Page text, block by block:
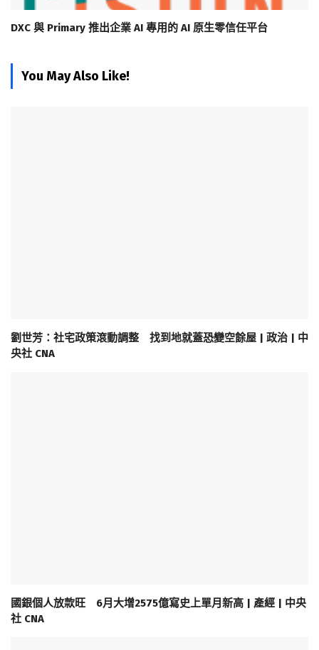
DXC 與 Primary 推出企業 AI 專用的 AI 原生零信任平台
You May Also Like!
劉世芳：社宅政策滾動調整 找到地就蓋恐變空餘屋 | 政治 | 中
央社 CNA
國銀個人放款旺 6月大增2575億寫史上單月新高 | 產經 | 中央
社 CNA